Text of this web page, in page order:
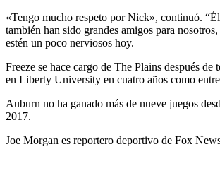
«Tengo mucho respeto por Nick», continuó.
también han sido grandes amigos para
estén un poco nerviosos hoy.
Freeze se hace cargo de The Plains después de
en Liberty University en cuatro años como
Auburn no ha ganado más de nueve juegos
2017.
Joe Morgan es reportero deportivo de Fox